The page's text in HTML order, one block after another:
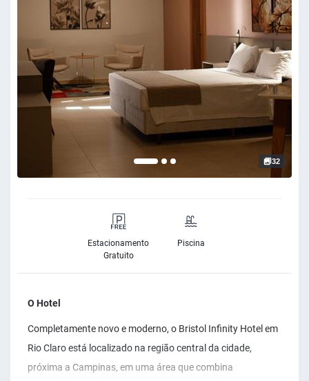
32
Estacionamento
Gratuito
Piscina
O Hotel
Completamente novo e moderno, o Bristol Infinity Hotel em
Rio Claro está localizado na região central da cidade,
próxima a Campinas, em uma área que combina